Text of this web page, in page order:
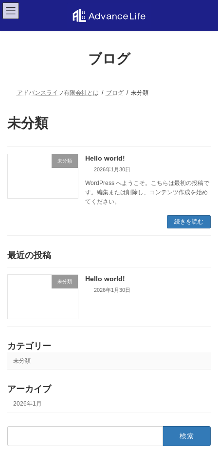
コ
ン
テ
ン
ナ
ビ
ゲ
ー
ブログ
アドバンスライフ有限会社とは ブログ 未分類
未分類
未分類 Hello world!
2026年1月30日
WordPress へようこそ。こちらは最初の投稿で
す。編集または削除し、コンテンツ作成を始め
てください。
続きを読む
最近の投稿
未分類 Hello world!
2026年1月30日
カテゴリー
未分類
アーカイブ
2026年1月
検